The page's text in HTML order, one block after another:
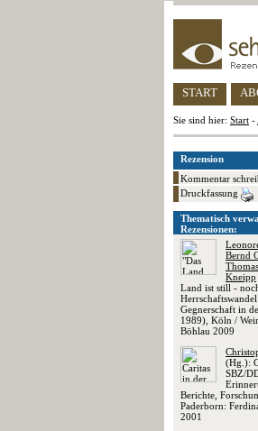
START
Sie sind hier: Start -
Rezension
Kommentar
Druckfassung
Thematisch
Rezensionen:
Bernd
Kneipp
Land ist still -
Gegnerschaft in
1989), Köln /
Böhlau 2009
(Hg.):
SBZ/
Berichte,
Paderborn:
2001